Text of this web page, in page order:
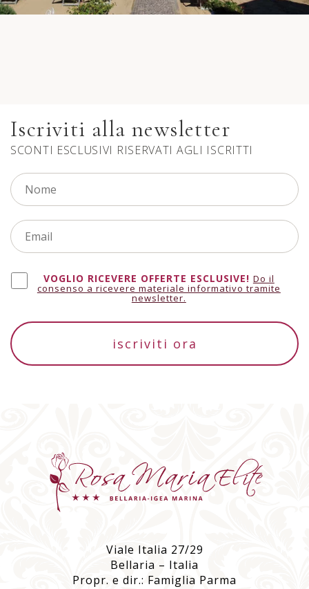
Iscriviti alla newsletter
SCONTI ESCLUSIVI RISERVATI AGLI ISCRITTI
VOGLIO RICEVERE OFFERTE ESCLUSIVE! Do il
consenso a ricevere materiale informativo tramite
newsletter.
iscriviti ora
Viale Italia 27/29
Bellaria – Italia
Propr. e dir.: Famiglia Parma